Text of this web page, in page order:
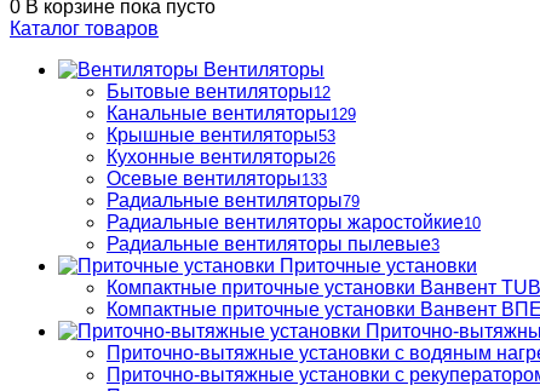
0 В корзине пока пусто
Каталог товаров
Вентиляторы
Бытовые вентиляторы12
Канальные вентиляторы129
Крышные вентиляторы53
Кухонные вентиляторы26
Осевые вентиляторы133
Радиальные вентиляторы79
Радиальные вентиляторы жаростойкие10
Радиальные вентиляторы пылевые3
Приточные установки
Компактные приточные установки Ванвент
Компактные приточные установки Ванвент
Приточно-
Приточно-вытяжные установки с водяным
Приточно-вытяжные установки с